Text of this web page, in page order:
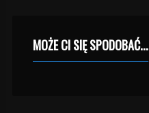
MOŻE CI SIĘ SPODOBAĆ...